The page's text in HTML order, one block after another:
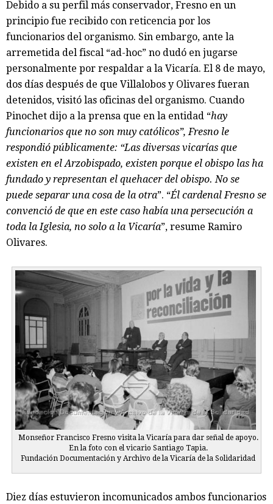
Debido a su perfil más conservador, Fresno en un
principio fue recibido con reticencia por los
funcionarios del organismo. Sin embargo, ante la
arremetida del fiscal “ad-hoc” no dudó en jugarse
personalmente por respaldar a la Vicaría. El 8 de mayo,
dos días después de que Villalobos y Olivares fueran
detenidos, visitó las oficinas del organismo. Cuando
Pinochet dijo a la prensa que en la entidad “hay
funcionarios que no son muy católicos”, Fresno le
respondió públicamente: “Las diversas vicarías que
existen en el Arzobispado, existen porque el obispo las ha
fundado y representan el quehacer del obispo. No se
puede separar una cosa de la otra”. “Él cardenal Fresno se
convenció de que en este caso había una persecución a
toda la Iglesia, no solo a la Vicaría”, resume Ramiro
Olivares.
Monseñor Francisco Fresno visita la Vicaría para dar señal de apoyo.
En la foto con el vicario Santiago Tapia.
Fundación Documentación y Archivo de la Vicaría de la Solidaridad
Diez días estuvieron incomunicados ambos funcionarios